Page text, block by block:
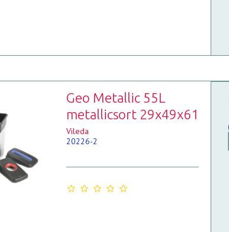
Geo Metallic 55L
metallicsort 29x49x61
Vileda
20226-2